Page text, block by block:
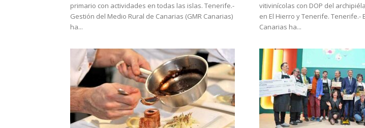
primario con actividades en todas las islas. Tenerife.-
Gestión del Medio Rural de Canarias (GMR Canarias)
ha...
vitivinícolas con DOP del
en El Hierro y Tenerife. Tenerife.-
Canarias ha...